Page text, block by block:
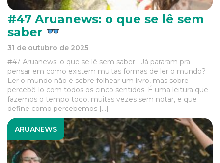
#47 Aruanews: o que se lê sem
saber
31 de outubro de 2025
#47 Aruanews: o que se lê sem saber Já pararam pra
pensar em como existem muitas formas de ler o mundo?
Ler o mundo não é sobre folhear um livro, mas sobre
percebê-lo com todos os cinco sentidos. É uma leitura que
fazemos o tempo todo, muitas vezes sem notar, e que
define como percebemos […]
ARUANEWS